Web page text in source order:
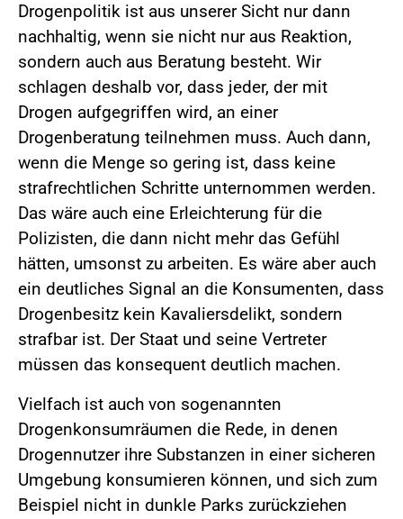
Drogenpolitik ist aus unserer Sicht nur dann
nachhaltig, wenn sie nicht nur aus Reaktion,
sondern auch aus Beratung besteht. Wir
schlagen deshalb vor, dass jeder, der mit
Drogen aufgegriffen wird, an einer
Drogenberatung teilnehmen muss. Auch dann,
wenn die Menge so gering ist, dass keine
strafrechtlichen Schritte unternommen werden.
Das wäre auch eine Erleichterung für die
Polizisten, die dann nicht mehr das Gefühl
hätten, umsonst zu arbeiten. Es wäre aber auch
ein deutliches Signal an die Konsumenten, dass
Drogenbesitz kein Kavaliersdelikt, sondern
strafbar ist. Der Staat und seine Vertreter
müssen das konsequent deutlich machen.
Vielfach ist auch von sogenannten
Drogenkonsumräumen die Rede, in denen
Drogennutzer ihre Substanzen in einer sicheren
Umgebung konsumieren können, und sich zum
Beispiel nicht in dunkle Parks zurückziehen